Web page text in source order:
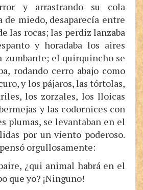
y arrastrando su cola
de miedo, desaparecía entre
las rocas; las perdiz lanzaba
y horadaba los aires
zumbante; el quirquincho se
rodando cerro abajo como
y los pájaros, las tórtolas,
los zorzales, los lloicas
y las codornices con
plumas, se levantaban en el
por un viento poderoso.
orgullosamente:
¿qui animal habrá en el
que yo? ¡Ninguno!